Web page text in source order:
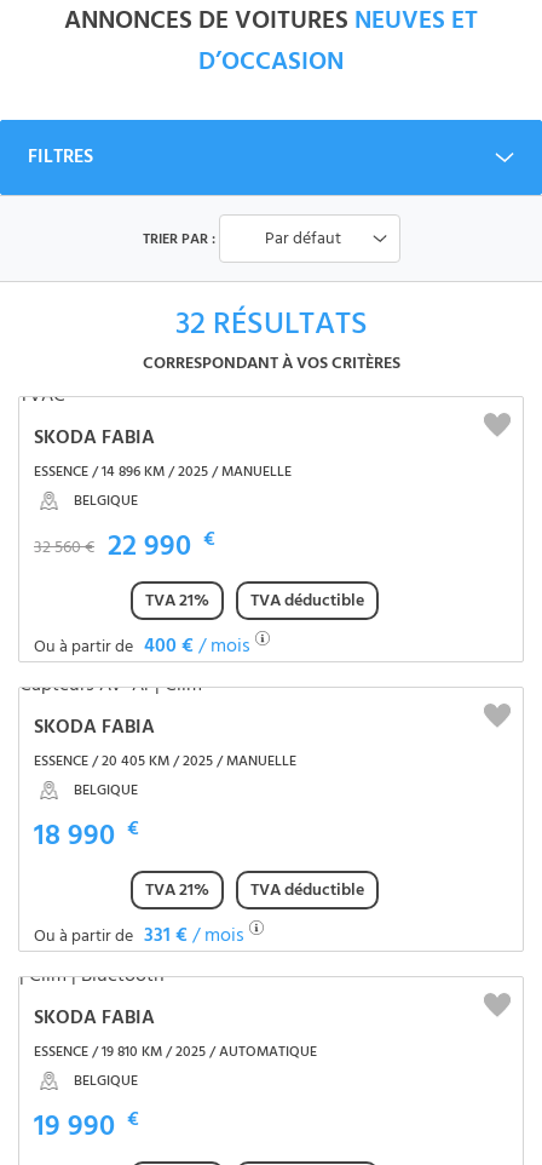
ANNONCES DE VOITURES NEUVES ET
D’OCCASION
FILTRES
32 RÉSULTATS
CORRESPONDANT À VOS CRITÈRES
TRIER PAR : Par défaut
SKODA FABIA
ESSENCE / 14 896 KM / 2025 / MANUELLE
BELGIQUE
32 560 € 22 990 €
TVA 21%
TVA déductible
Ou à partir de 400 €/ mois
SKODA FABIA
ESSENCE / 20 405 KM / 2025 / MANUELLE
BELGIQUE
18 990 €
TVA 21%
TVA déductible
Ou à partir de 331 €/ mois
SKODA FABIA
ESSENCE / 19 810 KM / 2025 / AUTOMATIQUE
BELGIQUE
19 990 €